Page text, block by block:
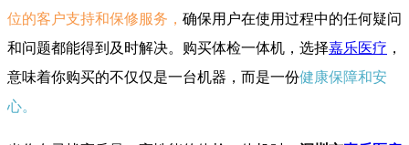
位的客户支持和保修服务， 确保用户在使用过程中的任何疑问
和问题都能得到及时解决。购买体检一体机，选择嘉乐医疗 ，
意味着你购买的不仅仅是一台机器，而是一份健康保障和安
心。